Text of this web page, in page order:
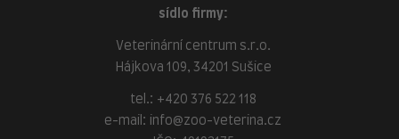
sídlo firmy:
Veterinární centrum s.r.o.
Hájkova 109, 34201 Sušice
tel.: +420 376 522 118
e-mail:
info@zoo-veterina.cz